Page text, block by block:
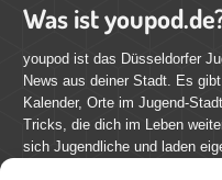
Was ist
youpod ist das Düsseldorfer
News aus deiner Stadt. Es
Kalender, Orte im Jugend-
Tricks, die dich im Leben
sich Jugendliche und laden